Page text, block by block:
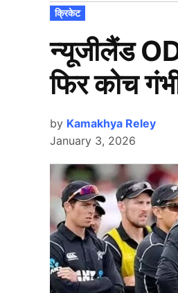
POSTED
IN
क्रिकेट
न्यूजीलैंड
फिर कोच
by Kamakhya Reley
January 3, 2026